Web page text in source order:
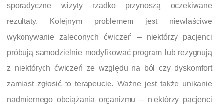
sporadyczne wizyty rzadko przynoszą oczekiwane
rezultaty. Kolejnym problemem jest niewłaściwe
wykonywanie zaleconych ćwiczeń – niektórzy pacjenci
próbują samodzielnie modyfikować program lub rezygnują
z niektórych ćwiczeń ze względu na ból czy dyskomfort
zamiast zgłosić to terapeucie. Ważne jest także unikanie
nadmiernego obciążania organizmu – niektórzy pacjenci